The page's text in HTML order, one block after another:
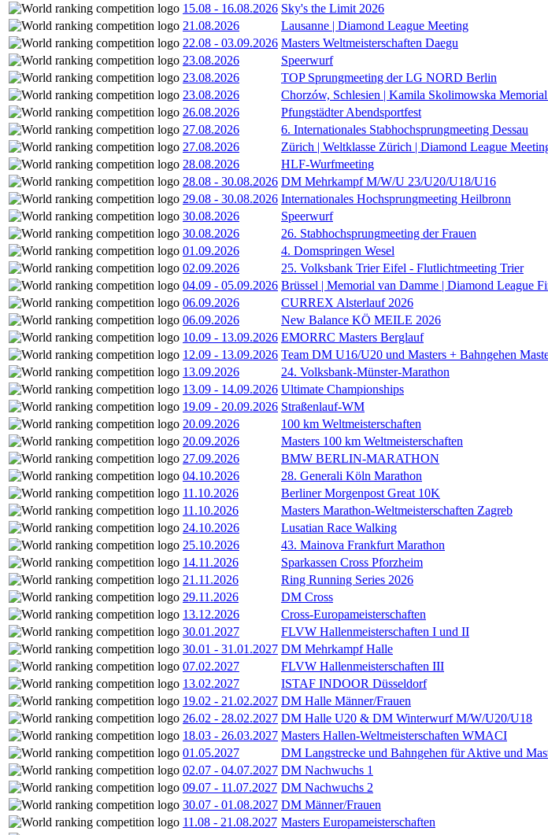
15.08 - 16.08.2026 Sky's the Limit 2026
21.08.2026
Lausanne | Diamond League Meeting
22.08 - 03.09.2026 Masters Weltmeisterschaften Daegu
23.08.2026
Speerwurf
23.08.2026
TOP Sprungmeeting der LG NORD Berlin
23.08.2026
Chorzów, Schlesien | Kamila Skolimowska
26.08.2026
Pfungstädter Abendsportfest
27.08.2026
6. Internationales Stabhochsprungmeeting Dessau
27.08.2026
Zürich | Weltklasse Zürich | Diamond League
28.08.2026
HLF-Wurfmeeting
28.08 - 30.08.2026 DM Mehrkampf M/W/U 23/U20/U18/U16
29.08 - 30.08.2026 Internationales Hochsprungmeeting Heilbronn
30.08.2026
Speerwurf
30.08.2026
26. Stabhochsprungmeeting der Frauen
01.09.2026
4. Domspringen Wesel
02.09.2026
25. Volksbank Trier Eifel - Flutlichtmeeting Trier
04.09 - 05.09.2026 Brüssel | Memorial van Damme | Diamond League
06.09.2026
CURREX Alsterlauf 2026
06.09.2026
New Balance KÖ MEILE 2026
10.09 - 13.09.2026 EMORRC Masters Berglauf
12.09 - 13.09.2026 Team DM U16/U20 und Masters + Bahngehen
13.09.2026
24. Volksbank-Münster-Marathon
13.09 - 14.09.2026 Ultimate Championships
19.09 - 20.09.2026 Straßenlauf-WM
20.09.2026
100 km Weltmeisterschaften
20.09.2026
Masters 100 km Weltmeisterschaften
27.09.2026
BMW BERLIN-MARATHON
04.10.2026
28. Generali Köln Marathon
11.10.2026
Berliner Morgenpost Great 10K
11.10.2026
Masters Marathon-Weltmeisterschaften Zagreb
24.10.2026
Lusatian Race Walking
25.10.2026
43. Mainova Frankfurt Marathon
14.11.2026
Sparkassen Cross Pforzheim
21.11.2026
Ring Running Series 2026
29.11.2026
DM Cross
13.12.2026
Cross-Europameisterschaften
30.01.2027
FLVW Hallenmeisterschaften I und II
30.01 - 31.01.2027 DM Mehrkampf Halle
07.02.2027
FLVW Hallenmeisterschaften III
13.02.2027
ISTAF INDOOR Düsseldorf
19.02 - 21.02.2027 DM Halle Männer/Frauen
26.02 - 28.02.2027 DM Halle U20 & DM Winterwurf M/W/U20/U18
18.03 - 26.03.2027 Masters Hallen-Weltmeisterschaften WMACI
01.05.2027
DM Langstrecke und Bahngehen für Aktive und
02.07 - 04.07.2027 DM Nachwuchs 1
09.07 - 11.07.2027 DM Nachwuchs 2
30.07 - 01.08.2027 DM Männer/Frauen
11.08 - 21.08.2027 Masters Europameisterschaften